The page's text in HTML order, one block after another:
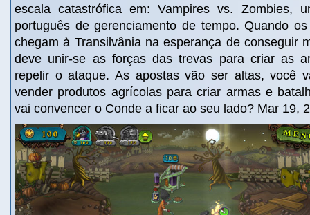
escala catastrófica em: Vampires vs. Zombies,
português de gerenciamento de tempo. Quando
chegam à Transilvânia na esperança de conseguir
deve unir-se as forças das trevas para criar as
repelir o ataque. As apostas vão ser altas, você
vender produtos agrícolas para criar armas e
vai convencer o Conde a ficar ao seu lado? Mar 19,